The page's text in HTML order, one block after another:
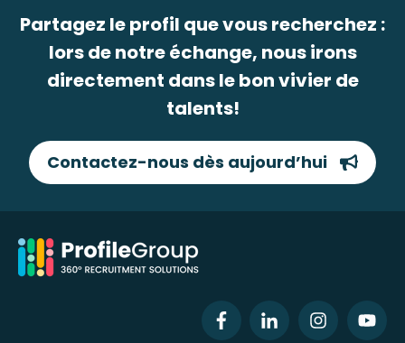
Partagez le profil que vous recherchez :
lors de notre échange, nous irons
directement dans le bon vivier de
talents!
Contactez-nous dès aujourd’hui